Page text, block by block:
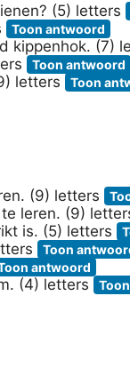
(5) letters
Toon antwoord
kippenhok. (7)
Toon antwoord
letters Toon
(9) letters
leren. (9)
is. (5) letters
Toon
antwoord
(4) letters